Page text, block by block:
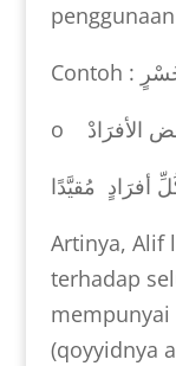
Contoh :
o الأفرَادْ
أفرَادٍ مُقيَّدًا
Artinya, Alif
terhadap
mempunyai
(qoyyidnya